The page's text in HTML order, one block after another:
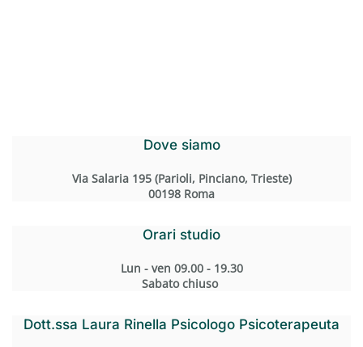
Dove siamo
Via Salaria 195 (Parioli, Pinciano, Trieste)
00198 Roma
Orari studio
Lun - ven 09.00 - 19.30
Sabato chiuso
Dott.ssa Laura Rinella Psicologo Psicoterapeuta